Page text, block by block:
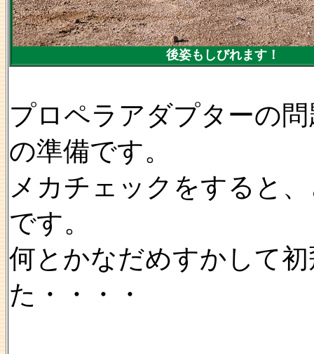
後姿もしびれます！
プロペラアダプターの
の準備です。
メカチェックをすると
です。
何とかなだめすかして
た・・・・